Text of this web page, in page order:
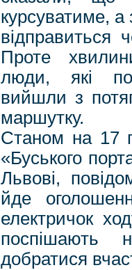
курсуватиме,
відправиться
Проте
люди, які
вийшли з
маршутку.
Станом на 17
«Буського
Львові,
йде
електричок
поспішають
добратися